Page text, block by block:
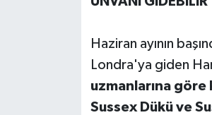
Haziran ayının
Londra'ya giden
uzmanlarına
Sussex Dükü ve